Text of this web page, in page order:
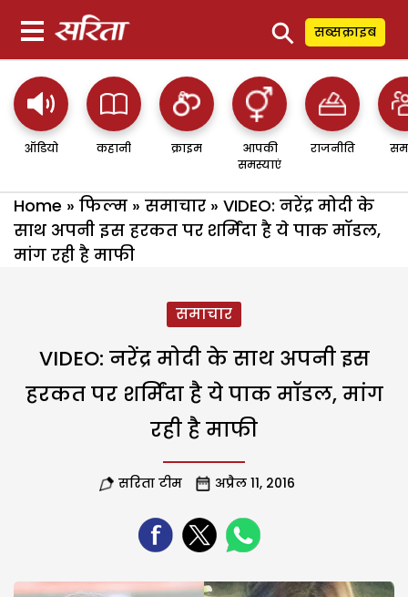
⚲ सब्सक्राइब
ऑडियो कहानी क्राइम
आपकी
समस्याएं
राजनीति
Home » फिल्म » समाचार » VIDEO: नरेंद्र मोदी के
साथ अपनी इस हरकत पर शर्मिंदा है ये पाक मॉडल,
मांग रही है माफी
समाचार
VIDEO: नरेंद्र मोदी के साथ अपनी इस
हरकत पर शर्मिंदा है ये पाक मॉडल, मांग
रही है माफी
सरिता टीम अप्रैल 11, 2016